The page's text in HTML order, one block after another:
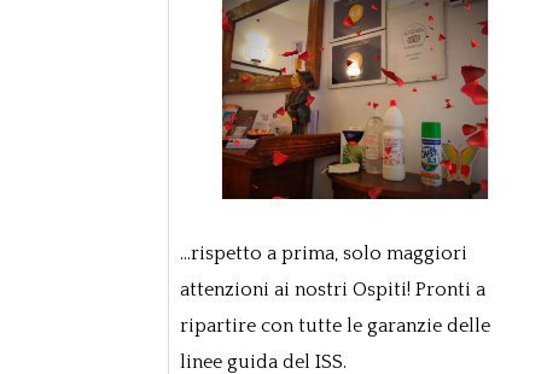
...rispetto a prima, solo maggiori
attenzioni ai nostri Ospiti! Pronti a
ripartire con tutte le garanzie delle
linee guida del ISS.